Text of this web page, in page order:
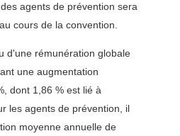
agents de prévention sera
cours de la convention.
d'une rémunération globale
une augmentation
dont 1,86 % est lié à
les agents de prévention, il
moyenne annuelle de